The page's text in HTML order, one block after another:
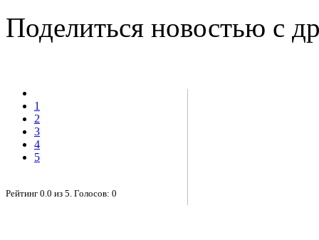
Поделиться новостью с
1
2
3
4
5
Рейтинг 0.0 из 5 . Голосов: 0